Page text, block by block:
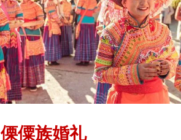
傈僳族婚礼